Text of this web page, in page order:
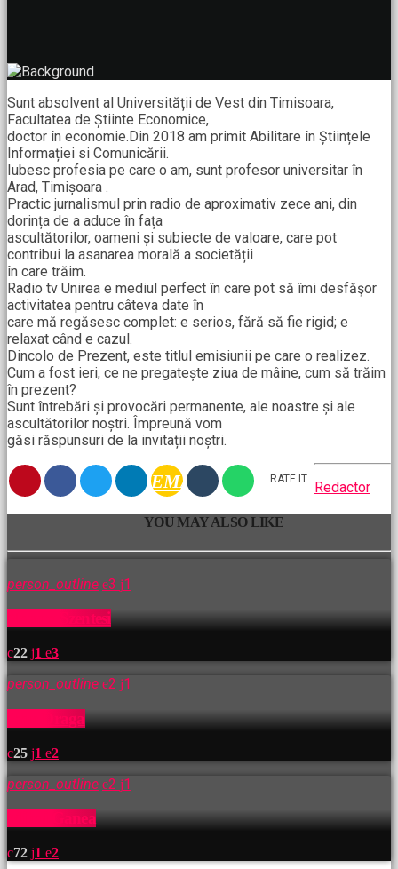
Sunt absolvent al Universității de Vest din Timisoara,
Facultatea de Știinte Economice,
doctor în economie.Din 2018 am primit Abilitare în Științele
Informației si Comunicării.
Iubesc profesia pe care o am, sunt profesor universitar în
Arad, Timișoara .
Practic jurnalismul prin radio de aproximativ zece ani, din
dorința de a aduce în fața
ascultătorilor, oameni și subiecte de valoare, care pot
contribui la asanarea morală a societății
în care trăim.
Radio tv Unirea e mediul perfect în care pot să îmi desfăşor
activitatea pentru câteva date în
care mă regăsesc complet: e serios, fără să fie rigid; e
relaxat când e cazul.
Dincolo de Prezent, este titlul emisiunii pe care o realizez.
Cum a fost ieri, ce ne pregatește ziua de mâine, cum să trăim
în prezent?
Sunt întrebări și provocări permanente, ale noastre și ale
ascultătorilor noștri. Împreună vom
găsi răspunsuri de la invitații noștri.
EMAIL RATE IT Redactor
YOU MAY ALSO LIKE
person_outline 3 1
Noemy Szentesi
22 1 3
person_outline 2 1
Ioan Draga
25 1 2
person_outline 2 1
Mihai Ganea
72 1 2